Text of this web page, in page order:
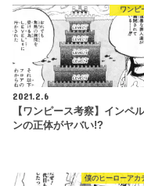
ワンピ
2021.2.6
【ワンピース考察】インペ
ンの正体がヤバい!?
僕のヒーローアカ